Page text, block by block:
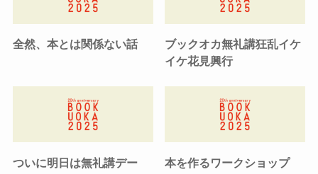
全然、本とは関係ない話
ブックオカ無礼講狂乱イケ
イケ花見興行
ついに明日は無礼講デー 本を作るワークショップ